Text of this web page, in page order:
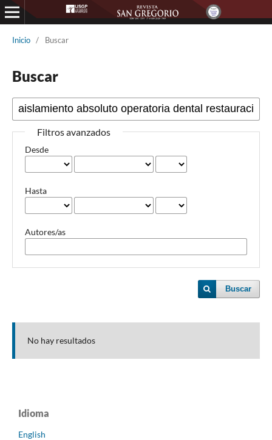
Inicio / Buscar
Buscar
Filtros avanzados
Desde
Hasta
Autores/as
Buscar
No hay resultados
Idioma
English